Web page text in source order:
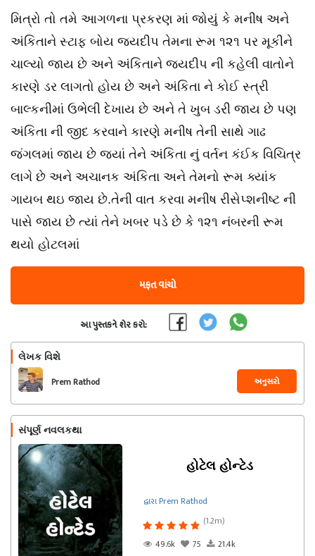
મિત્રો તો તમે આગળના પ્રકરણ માં જોયું કે મનીષ અને
અંકિતાને સ્ટાફ બોય જયદીપ તેમના રૂમ ૧૨૧ પર મૂકીને
ચાલ્યો જાય છે અને અંકિતાને જયદીપ ની કહેલી વાતોને
કારણે ડર લાગતો હોય છે અને અંકિતા ને કોઈ સ્ત્રી
બાલ્કનીમાં ઉભેલી દેખાય છે અને તે ખુબ ડરી જાય છે પણ
અંકિતા ની જીદ કરવાને કારણે મનીષ તેની સાથે ગાઢ
જંગલમાં જાય છે જ્યાં તેને અંકિતા નું વર્તન કંઈક વિચિત્ર
લાગે છે અને અચાનક અંકિતા અને તેમનો રૂમ ક્યાંક
ગાયબ થઇ જાય છે.તેની વાત કરવા મનીષ રીસેપ્શનીષ્ટ ની
પાસે જાય છે ત્યાં તેને ખબર પડે છે કે ૧૨૧ નંબરની રૂમ
થયો હોટલમાં
મફત વાંચો
આ પુસ્તકને શેર કરો:
લેખક વિશે
Prem Rathod અનુસરો
સંપૂર્ણ નવલકથા
હોટેલ હોન્ટેડ
દ્વારા Prem Rathod
(1.2m)
49.6k
75 21.4k